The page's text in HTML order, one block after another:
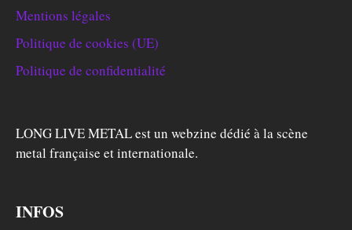
Mentions légales
Politique de cookies (UE)
Politique de confidentialité
LONG LIVE METAL est un webzine dédié à la scène
metal française et internationale.
INFOS